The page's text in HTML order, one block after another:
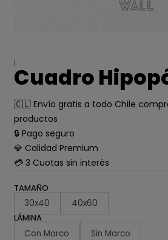
|
Cuadro
🇨🇱 Envío gratis a todo Chile
productos
🔒 Pago seguro
💎 Calidad Premium
💳 3 Cuotas sin interés
TAMAÑO
30x40 40x60
LÁMINA
Con Marco Sin Marco